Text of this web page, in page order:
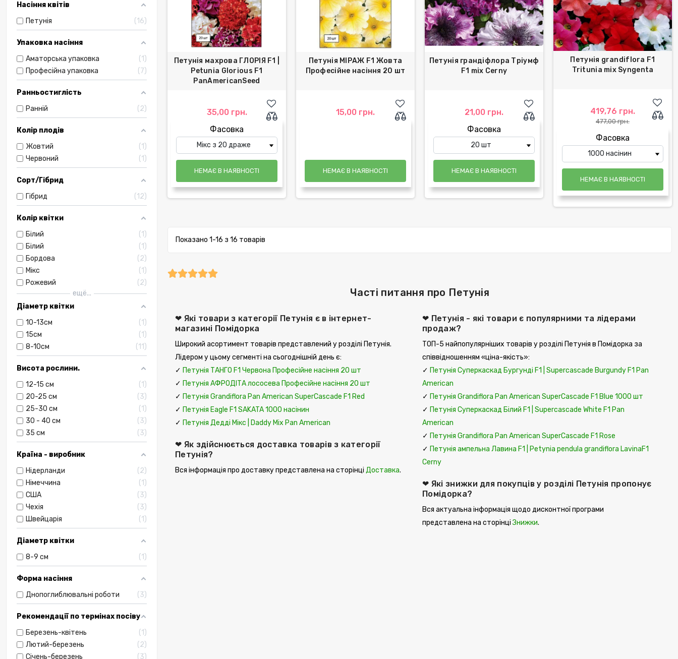
Насіння квітів
Петунія
16
Упаковка насіння
Аматорська упаковка
1
Професійна упаковка
7
Ранньостиглість
Ранній
2
Колір плодів
Жовтий
1
Червоний
1
Сорт/Гібрид
Гібрид
12
Колір квітки
Білий
1
Білий
1
Бордова
2
Мікс
1
Рожевий
2
ещё...
Діаметр квітки
10-13см
1
15см
1
8-10см
11
Висота рослини.
12-15 см
1
20-25 см
3
25-30 см
1
30 - 40 см
3
35 см
3
Країна - виробник
Нідерланди
2
Німеччина
1
США
3
Чехія
3
Швейцарія
1
Діаметр квітки
8-9 см
1
Форма насіння
Днопоглиблювальні роботи
3
Рекомендації по термінах посіву
Березень-квітень
1
Лютий-березень
2
Січень-березень
3
Петунія махрова ГЛОРІЯ F1 |
Petunia Glorious F1
PanAmericanSeed
35,00 грн.
Фасовка
НЕМАЄ В НАЯВНОСТІ
Петунія МІРАЖ F1 Жовта
Професійне насіння 20 шт
15,00 грн.
НЕМАЄ В НАЯВНОСТІ
Петунія грандіфлора Тріумф
F1 mix Cerny
21,00 грн.
Фасовка
НЕМАЄ В НАЯВНОСТІ
Петунія grandiflora F1
Tritunia mix Syngenta
419,76 грн.
477,00 грн.
Фасовка
НЕМАЄ В НАЯВНОСТІ
Показано 1-16 з 16 товарів
Часті питання про Петунія
❤ Які товари з категорії Петунія є в інтернет-
магазині Помідорка
Широкий асортимент товарів представлений у розділі Петунія.
Лідером у цьому сегменті на сьогоднішній день є:
✓ Петунія ТАНГО F1 Червона Професійне насіння 20 шт
✓ Петунія АФРОДІТА лососева Професійне насіння 20 шт
✓ Петунія Grandiflora Pan American SuperCascade F1 Red
✓ Петунія Eagle F1 SAKATA 1000 насінин
✓ Петунія Дедді Мікс | Daddy Mix Pan American
❤ Як здійснюється доставка товарів з категорії
Петунія?
Вся інформація про доставку представлена ​​на сторінці Доставка.
❤ Петунія - які товари є популярними та лідерами
продаж?
ТОП-5 найпопулярніших товарів у розділі Петунія в Помідорка за
співвідношенням «ціна-якість»:
✓ Петунія Суперкаскад Бургунді F1 | Superсascade Burgundy F1 Pan
American
✓ Петунія Grandiflora Pan American SuperCascade F1 Blue 1000 шт
✓ Петунія Суперкаскад Білий F1 | Superсascade White F1 Pan
American
✓ Петунія Grandiflora Pan American SuperCascade F1 Rose
✓ Петунія ампельна Лавина F1 | Petynia pendula grandiflora LavinaF1
Cerny
❤ Які знижки для покупців у розділі Петунія пропонує
Помідорка?
Вся актуальна інформація щодо дисконтної програми
представлена ​​на сторінціЗнижки.